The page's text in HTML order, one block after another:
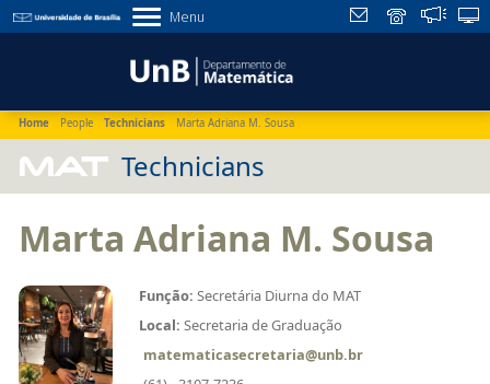
Menu
Home People Technicians Marta Adriana M. Sousa
MAT Technicians
Marta Adriana M. Sousa
Função: Secretária Diurna do MAT
Local: Secretaria de Graduação
matematicasecretaria@unb.br